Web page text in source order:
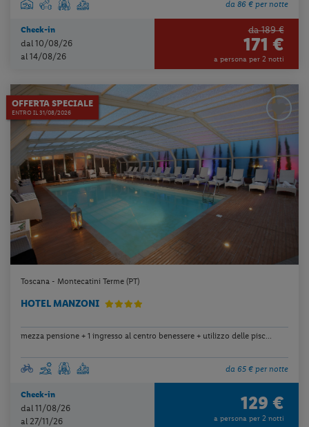
da 86 € per notte
Check-in
dal 10/08/26
al 14/08/26
da 189 €
171 €
a persona per 2 notti
OFFERTA SPECIALE
ENTRO IL 31/08/2026
Toscana - Montecatini Terme (PT)
HOTEL MANZONI
mezza pensione + 1 ingresso al centro benessere + utilizzo delle pisc...
da 65 € per notte
Check-in
dal 11/08/26
al 27/11/26
129 €
a persona per 2 notti